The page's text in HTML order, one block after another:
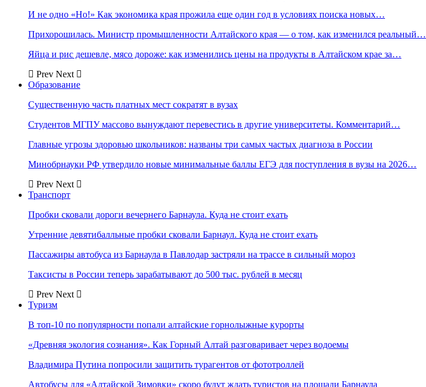
И не одно «Но!» Как экономика края прожила еще один год в условиях поиска новых…
Прихорошилась. Министр промышленности Алтайского края — о том, как изменился реальный…
Яйца и рис дешевле, мясо дороже: как изменились цены на продукты в Алтайском крае за…
Prev Next
Образование
Существенную часть платных мест сократят в вузах
Студентов МГПУ массово вынуждают перевестись в другие университеты. Комментарий…
Главные угрозы здоровью школьников: названы три самых частых диагноза в России
Минобрнауки РФ утвердило новые минимальные баллы ЕГЭ для поступления в вузы на 2026…
Prev Next
Транспорт
Пробки сковали дороги вечернего Барнаула. Куда не стоит ехать
Утренние девятибалльные пробки сковали Барнаул. Куда не стоит ехать
Пассажиры автобуса из Барнаула в Павлодар застряли на трассе в сильный мороз
Таксисты в России теперь зарабатывают до 500 тыс. рублей в месяц
Prev Next
Туризм
В топ-10 по популярности попали алтайские горнолыжные курорты
«Древняя экология сознания». Как Горный Алтай разговаривает через водоемы
Владимира Путина попросили защитить турагентов от фототроллей
Автобусы для «Алтайской Зимовки» скоро будут ждать туристов на площади Барнаула